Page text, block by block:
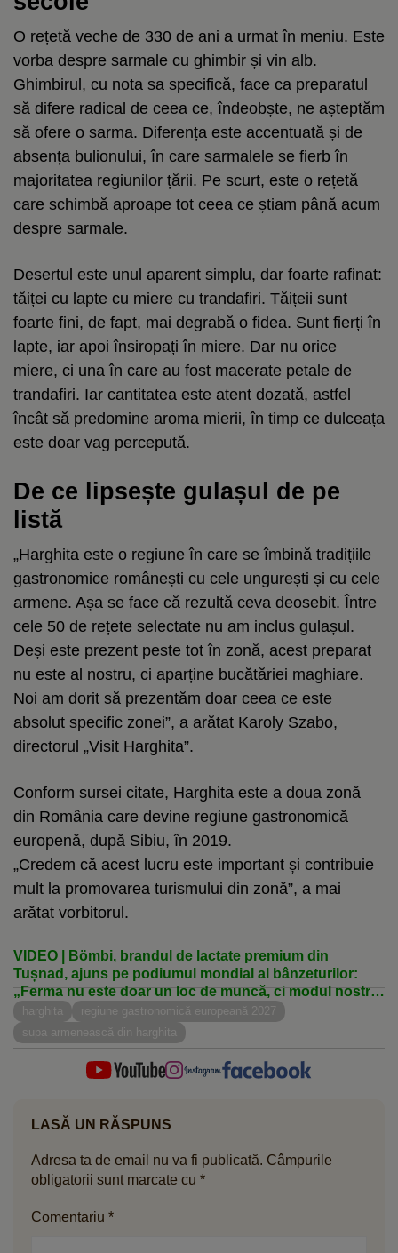
O rețetă veche de 330 de ani a urmat în meniu. Este
vorba despre sarmale cu ghimbir și vin alb.
Ghimbirul, cu nota sa specifică, face ca preparatul
să difere radical de ceea ce, îndeobște, ne așteptăm
să ofere o sarma. Diferența este accentuată și de
absența bulionului, în care sarmalele se fierb în
majoritatea regiunilor țării. Pe scurt, este o rețetă
care schimbă aproape tot ceea ce știam până acum
despre sarmale.
Desertul este unul aparent simplu, dar foarte rafinat:
tăiței cu lapte cu miere cu trandafiri. Tăițeii sunt
foarte fini, de fapt, mai degrabă o fidea. Sunt fierți în
lapte, iar apoi însiropați în miere. Dar nu orice
miere, ci una în care au fost macerate petale de
trandafiri. Iar cantitatea este atent dozată, astfel
încât să predomine aroma mierii, în timp ce dulceața
este doar vag percepută.
De ce lipsește gulașul de pe
listă
„Harghita este o regiune în care se îmbină tradițiile
gastronomice românești cu cele ungurești și cu cele
armene. Așa se face că rezultă ceva deosebit. Între
cele 50 de rețete selectate nu am inclus gulașul.
Deși este prezent peste tot în zonă, acest preparat
nu este al nostru, ci aparține bucătăriei maghiare.
Noi am dorit să prezentăm doar ceea ce este
absolut specific zonei”, a arătat Karoly Szabo,
directorul „Visit Harghita”.
Conform sursei citate, Harghita este a doua zonă
din România care devine regiune gastronomică
europenă, după Sibiu, în 2019.
„Credem că acest lucru este important și contribuie
mult la promovarea turismului din zonă”, a mai
arătat vorbitorul.
VIDEO | Bömbi, brandul de lactate premium din
Tușnad, ajuns pe podiumul mondial al bânzeturilor:
„Ferma nu este doar un loc de muncă, ci modul nostru
de viață”
harghita
regiune gastronomică europeană 2027
supa armenească din harghita
LASĂ UN RĂSPUNS
Adresa ta de email nu va fi publicată. Câmpurile
obligatorii sunt marcate cu *
Comentariu *